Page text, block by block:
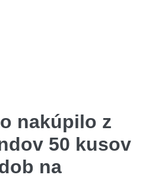
nakúpilo z
50 kusov
na